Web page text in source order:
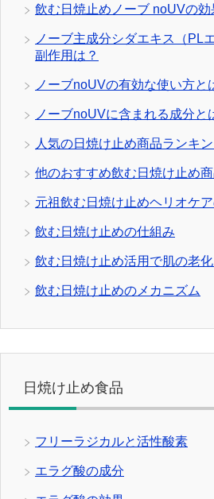
飲む日焼止めノーブ noUVの効
ノーブ主成分シダエキス（PL
副作用は？
ノーブnoUVの有効な使い方と
ノーブnoUVに含まれる成分と
人気の日焼け止め商品ランキ
他のおすすめ飲む日焼け止め
元祖飲む日焼け止めヘリオケ
飲む日焼け止めの仕組み
飲む日焼け止め活用で肌の老化
飲む日焼け止めのメカニズム
日焼け止め食品
フリーラジカルと活性酸素
エラグ酸の成分